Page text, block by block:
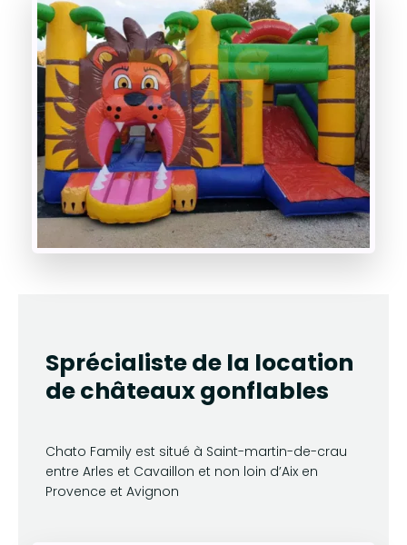
Sprécialiste de la location
de châteaux gonflables
Chato Family est situé à Saint-martin-de-crau
entre Arles et Cavaillon et non loin d’Aix en
Provence et Avignon